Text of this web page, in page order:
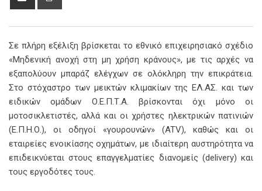
Σε πλήρη εξέλιξη βρίσκεται το εθνικό επιχειρησιακό σχέδιο
«Μηδενική ανοχή στη μη χρήση κράνους», με τις αρχές να
εξαπολύουν μπαράζ ελέγχων σε ολόκληρη την επικράτεια.
Στο στόχαστρο των μεικτών κλιμακίων της ΕΛ.ΑΣ. και των
ειδικών ομάδων Ο.Ε.Π.Τ.Α. βρίσκονται όχι μόνο οι
μοτοσικλετιστές, αλλά και οι χρήστες ηλεκτρικών πατινιών
(Ε.Π.Η.Ο.), οι οδηγοί «γουρουνών» (ATV), καθώς και οι
εταιρείες ενοικίασης οχημάτων, με ιδιαίτερη αυστηρότητα να
επιδεικνύεται στους επαγγελματίες διανομείς (delivery) και
τους εργοδότες τους.